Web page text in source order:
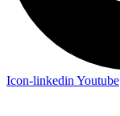
Icon-linkedin Youtube